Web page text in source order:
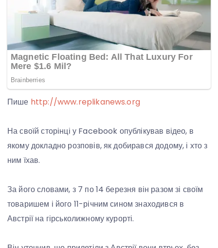
Пише http://www.replikanews.org
На своїй сторінці у Facebook опублікував відео, в
якому докладно розповів, як добирався додому, і хто з
ним їхав.
За його словами, з 7 по 14 березня він разом зі своїм
товаришем і його 11-річним сином знаходився в
Австрії на гірськолижному курорті.